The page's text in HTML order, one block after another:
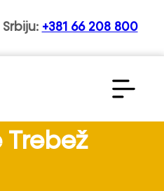
+381 66 208 800
Trebež